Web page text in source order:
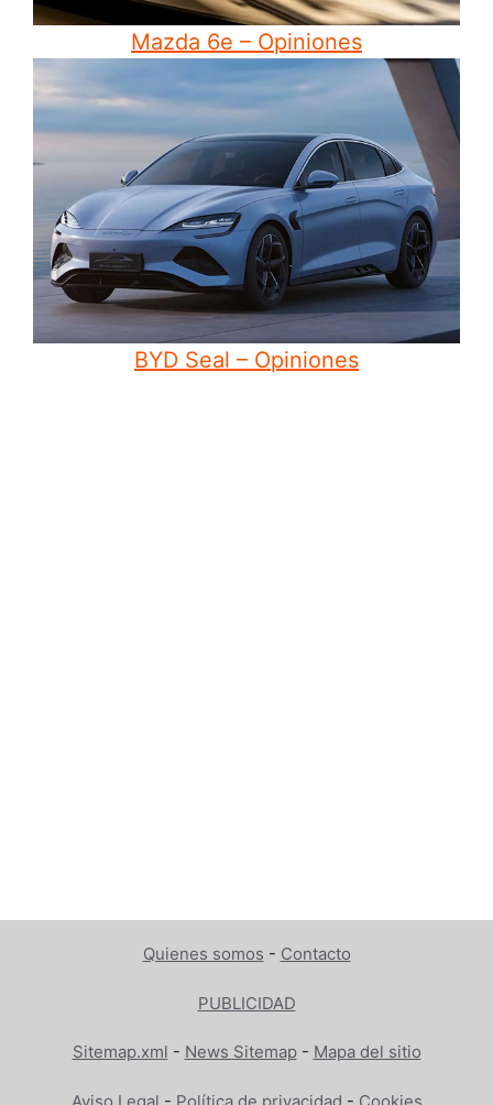
Mazda 6e – Opiniones
BYD Seal – Opiniones
Quienes somos - Contacto
PUBLICIDAD
Sitemap.xml - News Sitemap- Mapa del sitio